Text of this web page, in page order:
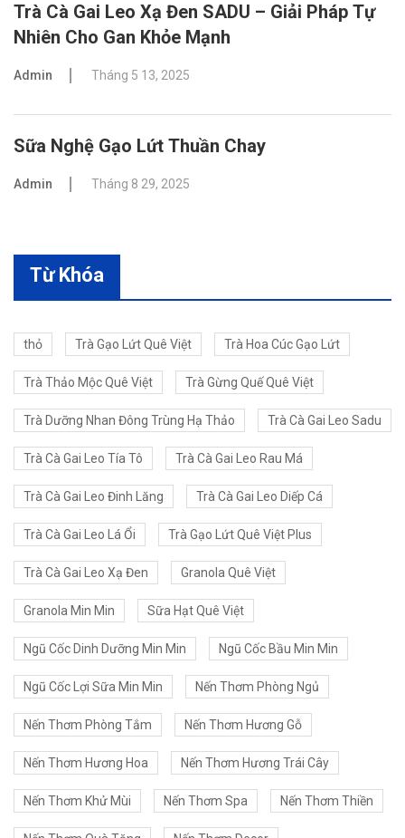
Trà Cà Gai Leo Xạ Đen SADU – Giải Pháp Tự
Nhiên Cho Gan Khỏe Mạnh
Admin Tháng 5 13, 2025
Sữa Nghệ Gạo Lứt Thuần Chay
Admin Tháng 8 29, 2025
Từ Khóa
thỏ Trà Gạo Lứt Quê Việt Trà Hoa Cúc Gạo Lứt
Trà Thảo Mộc Quê Việt Trà Gừng Quế Quê Việt
Trà Dưỡng Nhan Đông Trùng Hạ Thảo Trà Cà Gai Leo Sadu
Trà Cà Gai Leo Tía Tô Trà Cà Gai Leo Rau Má
Trà Cà Gai Leo Đinh Lăng Trà Cà Gai Leo Diếp Cá
Trà Cà Gai Leo Lá Ổi Trà Gạo Lứt Quê Việt Plus
Trà Cà Gai Leo Xạ Đen Granola Quê Việt
Granola Min Min Sữa Hạt Quê Việt
Ngũ Cốc Dinh Dưỡng Min Min Ngũ Cốc Bầu Min Min
Ngũ Cốc Lợi Sữa Min Min Nến Thơm Phòng Ngủ
Nến Thơm Phòng Tắm Nến Thơm Hương Gỗ
Nến Thơm Hương Hoa Nến Thơm Hương Trái Cây
Nến Thơm Khử Mùi Nến Thơm Spa Nến Thơm Thiền